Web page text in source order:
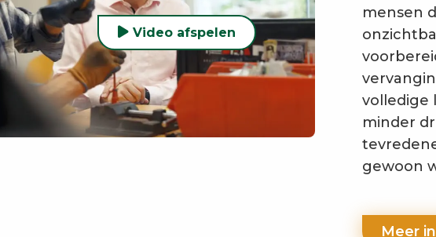
mensen
volledige
minder
gewoon
Meer
Video afspelen